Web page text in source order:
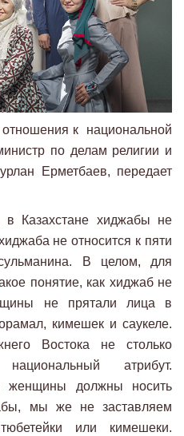
к национальной
по делам религии и
Ерметбаев, передает
в Казахстане хиджабы не
не относится к пяти
В целом, для
понятие, как хиджаб не
не прятали лица в
кимешек и саукеле.
Востока не столько
атрибут.
женщины должны носить
мы же не заставляем
или кимешеки.